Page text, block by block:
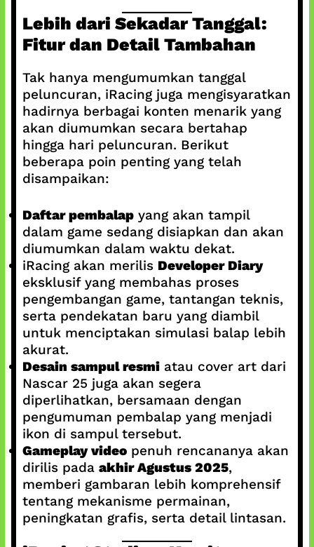
Lebih dari Sekadar Tanggal:
Fitur dan Detail Tambahan
Tak hanya mengumumkan tanggal
peluncuran, iRacing juga mengisyaratkan
hadirnya berbagai konten menarik yang
akan diumumkan secara bertahap
hingga hari peluncuran. Berikut
beberapa poin penting yang telah
disampaikan:
Daftar pembalapyang akan tampil
dalam game sedang disiapkan dan akan
diumumkan dalam waktu dekat.
iRacing akan merilis Developer Diary
eksklusif yang membahas proses
pengembangan game, tantangan teknis,
serta pendekatan baru yang diambil
untuk menciptakan simulasi balap lebih
akurat.
Desain sampul resmiatau cover art dari
Nascar 25 juga akan segera
diperlihatkan, bersamaan dengan
pengumuman pembalap yang menjadi
ikon di sampul tersebut.
Gameplay videopenuh rencananya akan
dirilis pada akhir Agustus 2025,
memberi gambaran lebih komprehensif
tentang mekanisme permainan,
peningkatan grafis, serta detail lintasan.